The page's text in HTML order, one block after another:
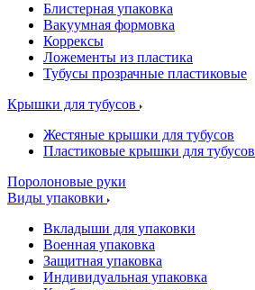
Блистерная упаковка
Вакуумная формовка
Коррексы
Ложементы из пластика
Тубусы прозрачные пластиковые
Крышки для тубусов
Жестяные крышки для тубусов
Пластиковые крышки для тубусов
Поролоновые руки
Виды упаковки
Вкладыши для упаковки
Военная упаковка
Защитная упаковка
Индивидуальная упаковка